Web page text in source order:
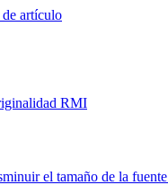
artículo
RMI
el tamaño de la fuente